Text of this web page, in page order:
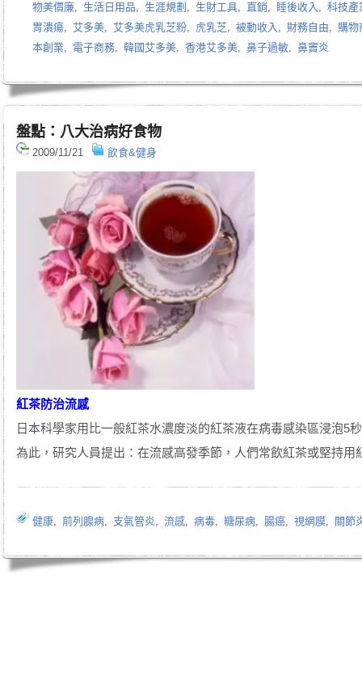
物美價廉, 生活日用品, 生涯規劃 , 生財工具, 直銷, 睡後收入 , 科技產
胃潰瘍, 艾多美, 艾多美虎乳芝粉, 虎乳芝, 被動收入 , 財務自由, 購物
本創業, 電子商務, 韓國艾多美, 香港艾多美, 鼻子過敏, 鼻竇炎
盤點：八大治病好食物
2009/11/21 飲食&健身
紅茶防治流感
日本科學家用比一般紅茶水濃度淡的紅茶液在病毒感染區浸泡5
為此，研究人員提出：在流感高發季節，人們常飲紅茶或堅持用
健康, 前列腺病, 支氣管炎, 流感, 病毒, 糖尿病, 腸癌, 視網膜, 關節